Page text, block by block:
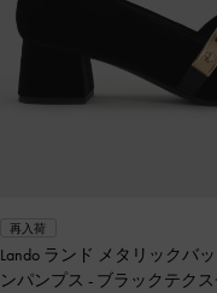
再入荷
Lando ランド メタリックバ
ンパンプス - ブラックテク